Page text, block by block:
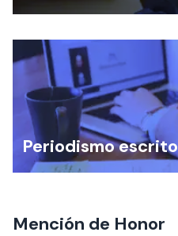
Periodismo escrito
Mención de Honor